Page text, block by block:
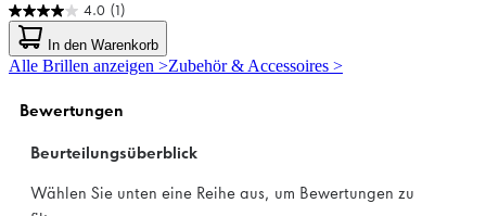
4.0 (1)
4.0
von
5
Sternen.
Bewertung
In den Warenkorb
Alle Brillen anzeigen >Zubehör & Accessoires >